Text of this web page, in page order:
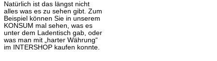
Natürlich ist das längst nicht
alles was es zu sehen gibt. Zum
Beispiel können Sie in unserem
KONSUM mal sehen, was es
unter dem Ladentisch gab, oder
was man mit „harter Währung“
im INTERSHOP kaufen konnte.